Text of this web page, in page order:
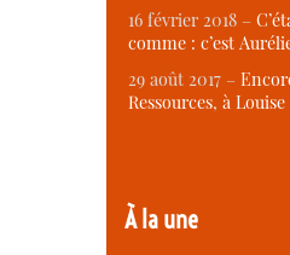
16 février 2018 –
comme : c’est
29 août 2017 –
Ressources, à
À la une